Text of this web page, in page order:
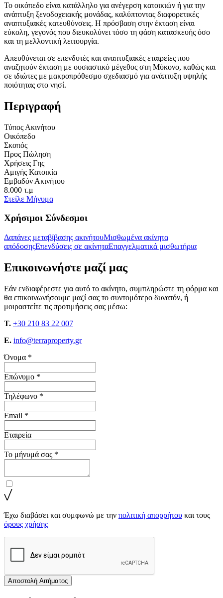
Το οικόπεδο είναι κατάλληλο για ανέγερση κατοικιών ή για την
ανάπτυξη ξενοδοχειακής μονάδας, καλύπτοντας διαφορετικές
αναπτυξιακές κατευθύνσεις. Η πρόσβαση στην έκταση είναι
εύκολη, γεγονός που διευκολύνει τόσο τη φάση κατασκευής όσο
και τη μελλοντική λειτουργία.
Απευθύνεται σε επενδυτές και αναπτυξιακές εταιρείες που
αναζητούν έκταση με ουσιαστικό μέγεθος στη Μύκονο, καθώς και
σε ιδιώτες με μακροπρόθεσμο σχεδιασμό για ανάπτυξη υψηλής
ποιότητας στο νησί.
Περιγραφή
Τύπος Ακινήτου
Οικόπεδο
Σκοπός
Προς Πώληση
Χρήσεις Γης
Αμιγής Κατοικία
Εμβαδόν Ακινήτου
8.000 τ.μ
Στείλε Μήνυμα
Χρήσιμοι Σύνδεσμοι
Δαπάνες μεταβίβασης ακινήτουΜισθωμένα ακίνητα
απόδοσηςΕπενδύσεις σε ακίνηταΕπαγγελματικά μισθωτήρια
Επικοινωνήστε μαζί μας
Εάν ενδιαφέρεστε για αυτό το ακίνητο, συμπληρώστε τη φόρμα και
θα επικοινωνήσουμε μαζί σας το συντομότερο δυνατόν, ή
μοιραστείτε τις προτιμήσεις σας μέσω:
T. +30 210 83 22 007
E. info@terraproperty.gr
Όνομα *
Επώνυμο *
Τηλέφωνο *
Email *
Εταιρεία
Το μήνυμά σας *
Έχω διαβάσει και συμφωνώ με την πολιτική απορρήτου και τους
όρους χρήσης
Αποστολή Αιτήματος